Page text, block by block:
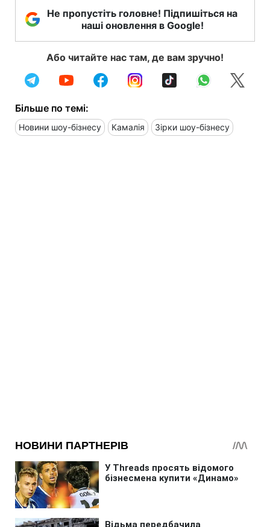
Не пропустіть головне! Підпишіться на
наші оновлення в Google!
Або читайте нас там, де вам зручно!
Більше по темі:
Новини шоу-бізнесу Камалія Зірки шоу-бізнесу